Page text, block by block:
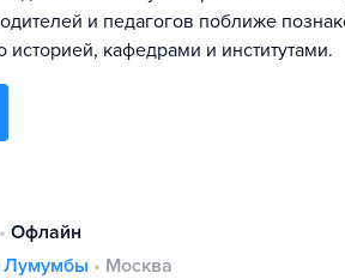
и педагогов поближе
историей, кафедрами и институтами.
• Офлайн
Лумумбы • Москва